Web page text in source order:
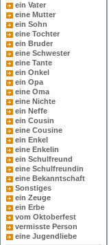
ein Vater
eine Mutter
ein Sohn
eine Tochter
ein Bruder
eine Schwester
eine Tante
ein Onkel
ein Opa
eine Oma
eine Nichte
ein Neffe
ein Cousin
eine Cousine
ein Enkel
eine Enkelin
ein Schulfreund
eine Schulfreundin
eine Bekanntschaft
Sonstiges
ein Zeuge
ein Erbe
vom Oktoberfest
vermisste Person
eine Jugendliebe